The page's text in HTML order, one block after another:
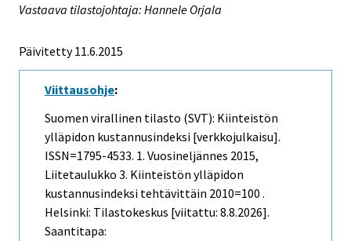
Vastaava tilastojohtaja: Hannele Orjala
Päivitetty 11.6.2015
Viittausohje:
Suomen virallinen tilasto (SVT): Kiinteistön
ylläpidon kustannusindeksi [verkkojulkaisu].
ISSN=1795-4533. 1. Vuosineljännes 2015,
Liitetaulukko 3. Kiinteistön ylläpidon
kustannusindeksi tehtävittäin 2010=100 .
Helsinki: Tilastokeskus [viitattu: 8.8.2026].
Saantitapa: